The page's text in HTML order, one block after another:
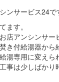
ンサービス24で
ます。
店アンシンサー
き付給湯器か
湯専用に変え
事は少しばかり